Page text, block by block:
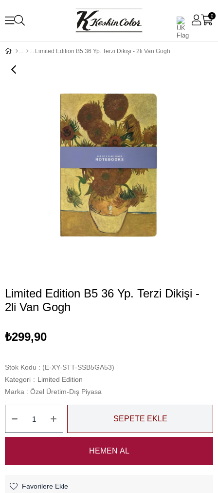
0
Limited Edition B5 36 Yp. Terzi Dikişi - 2li Van Gogh
Limited Edition B5 36 Yp. Terzi Dikişi -
2li Van Gogh
₺299,90
Stok Kodu
(E-XY-STT-SSB5GA53)
Kategori : Limited Edition
Marka : Özel Üretim-Dış Piyasa
Favorilere Ekle